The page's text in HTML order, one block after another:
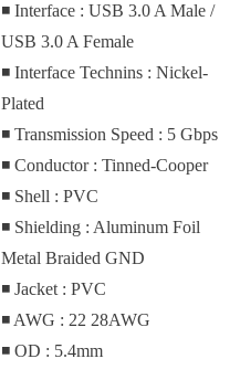
◾ Interface : USB 3.0 A Male /
USB 3.0 A Female
◾ Interface Technins : Nickel-
Plated
◾ Transmission Speed : 5 Gbps
◾ Conductor : Tinned-Cooper
◾ Shell : PVC
◾ Shielding : Aluminum Foil
Metal Braided GND
◾ Jacket : PVC
◾ AWG : 22 28AWG
◾ OD : 5.4mm